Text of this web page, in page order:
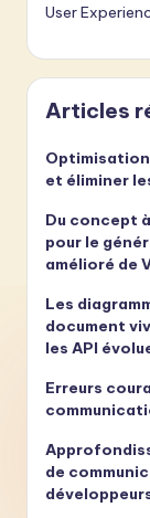
User
Articles
et éliminer
Du concept
pour le
amélioré de
Les
document
les API
Erreurs
de